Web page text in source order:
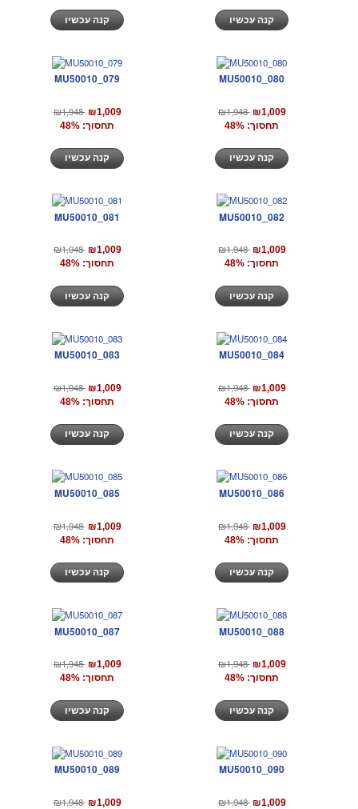
MU50010_079
₪1,948 ₪1,009
תחסוך: 48%
MU50010_080
₪1,948 ₪1,009
תחסוך: 48%
MU50010_081
₪1,948 ₪1,009
תחסוך: 48%
MU50010_082
₪1,948 ₪1,009
תחסוך: 48%
MU50010_083
₪1,948 ₪1,009
תחסוך: 48%
MU50010_084
₪1,948 ₪1,009
תחסוך: 48%
MU50010_085
₪1,948 ₪1,009
תחסוך: 48%
MU50010_086
₪1,948 ₪1,009
תחסוך: 48%
MU50010_087
₪1,948 ₪1,009
תחסוך: 48%
MU50010_088
₪1,948 ₪1,009
תחסוך: 48%
MU50010_089
₪1,948 ₪1,009
MU50010_090
₪1,948 ₪1,009